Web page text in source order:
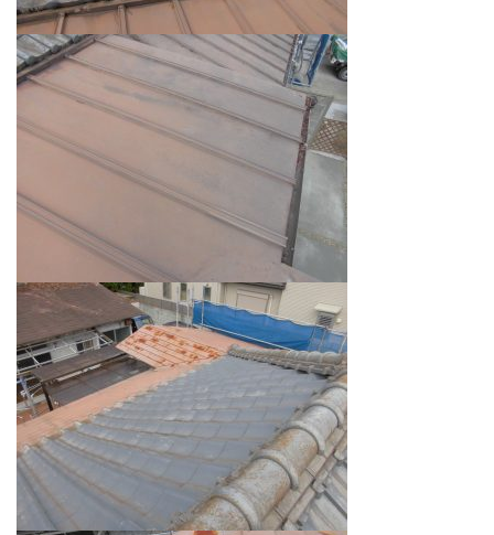
プライバシーポリシー
お問い合わせ
施工事例
お知らせ
スタッフブログ